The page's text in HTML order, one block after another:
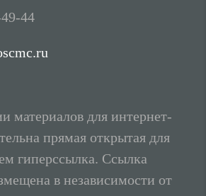
44
материалов для интернет-
прямая открытая для
гиперссылка. Ссылка
в независимости от